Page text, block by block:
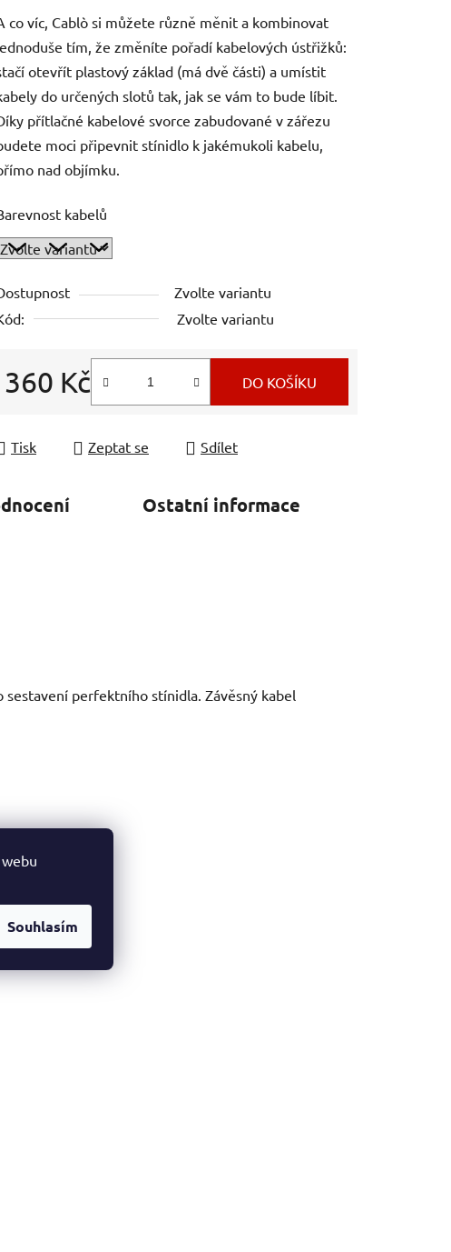
Souhlasím
co víc, Cablò si můžete různě měnit a kombinovat
tím, že změníte pořadí kabelových ústřižků:
otevřít plastový základ (má dvě části) a umístit
do určených slotů tak, jak se vám to bude líbit.
přítlačné kabelové svorce zabudované v zářezu
moci připevnit stínidlo k jakémukoli kabelu,
nad objímku.
kabelů
Zvolte variantu
Zvolte variantu
360 Kč DO KOŠÍKU
Tisk Zeptat se Sdílet
Ostatní informace
perfektního stínidla. Závěsný kabel